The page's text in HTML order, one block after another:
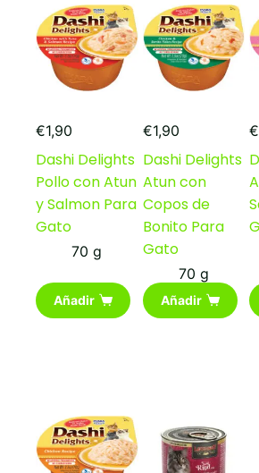
pueden
elegir
en
página
producto
€1,90
Dashi Delights
Pollo con Atun
y Salmon Para
Gato
70 g
Añadir
€1,90
Dashi Delights
Atun con
Copos de
Bonito Para
Gato
70 g
Añadir
€